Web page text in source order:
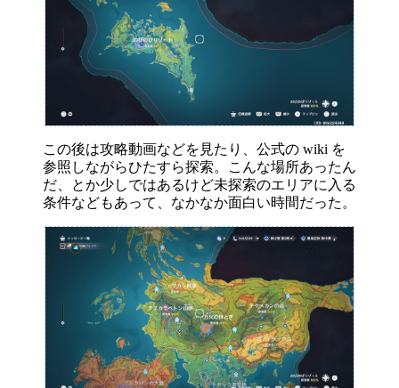
この後は攻略動画などを見たり、公式の wiki を
参照しながらひたすら探索。こんな場所あったん
だ、とか少しではあるけど未探索のエリアに入る
条件などもあって、なかなか面白い時間だった。